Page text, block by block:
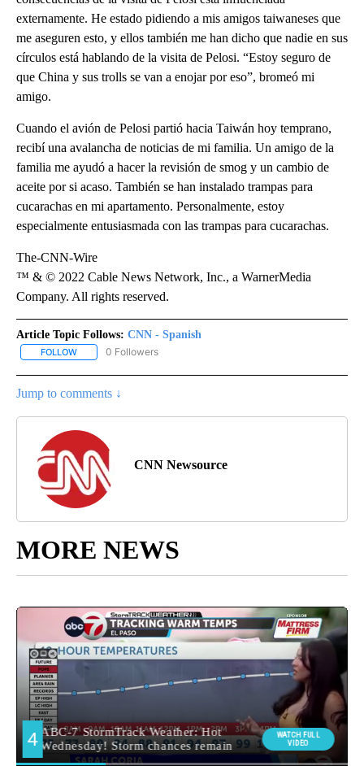
externamente. He estado pidiendo a mis amigos taiwaneses que
me aseguren esto, y ellos también me han dicho que nadie en sus
círculos está hablando de la visita de Pelosi. “Estoy seguro de
que China y sus trolls se van a enojar por eso”, bromeó mi
amigo.
Cuando el avión de Pelosi partió hacia Taiwán hoy temprano,
recibí una avalancha de noticias de mi familia. Un amigo de la
familia me ayudó a hacer la revisión de smog y un cambio de
aceite por si acaso. También se han instalado trampas para
cucarachas en mi apartamento. Personalmente, estoy
especialmente entusiasmada con las trampas para cucarachas.
The-CNN-Wire
™ & © 2022 Cable News Network, Inc., a WarnerMedia
Company. All rights reserved.
Article Topic Follows: CNN - Spanish
FOLLOW FOLLOW "CNN - SPANISH" TO RECEIVE NOTIFICATIONS ABOUT
0 Followers
Jump to comments ↓
CNN Newsource
MORE NEWS